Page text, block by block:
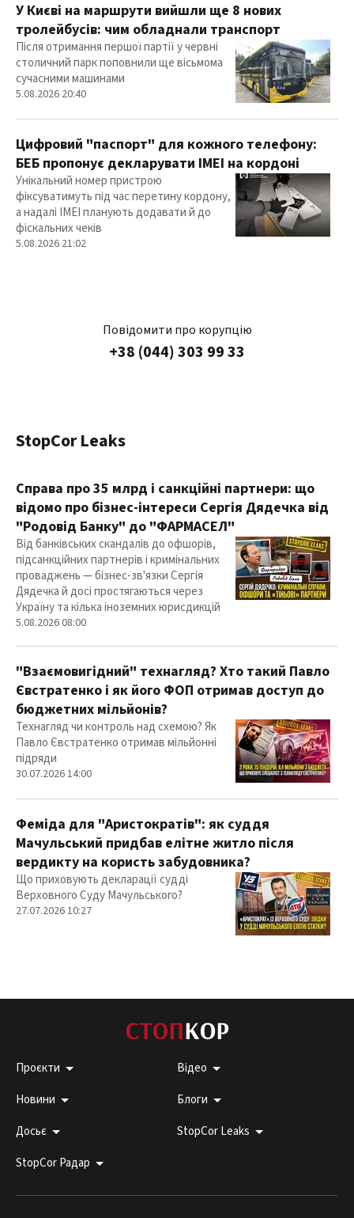
У Києві на маршрути вийшли ще 8 нових
тролейбусів: чим обладнали транспорт
Після отримання першої партії у червні
столичний парк поповнили ще вісьмома
сучасними машинами
5.08.2026 20:40
Цифровий "паспорт" для кожного телефону:
БЕБ пропонує декларувати IMEI на кордоні
Унікальний номер пристрою
фіксуватимуть під час перетину кордону,
а надалі IMEI планують додавати й до
фіскальних чеків
5.08.2026 21:02
Повідомити про корупцію
+38 (044) 303 99 33
StopCor Leaks
Справа про 35 млрд і санкційні партнери: що
відомо про бізнес-інтереси Сергія Дядечка від
"Родовід Банку" до "ФАРМАСЕЛ"
Від банківських скандалів до офшорів,
підсанкційних партнерів і кримінальних
проваджень — бізнес-зв'язки Сергія
Дядечка й досі простягаються через
Україну та кілька іноземних юрисдикцій
5.08.2026 08:00
"Взаємовигідний" технагляд? Хто такий Павло
Євстратенко і як його ФОП отримав доступ до
бюджетних мільйонів?
Технагляд чи контроль над схемою? Як
Павло Євстратенко отримав мільйонні
підряди
30.07.2026 14:00
Феміда для "Аристократів": як суддя
Мачульський придбав елітне житло після
вердикту на користь забудовника?
Що приховують декларації судді
Верховного Суду Мачульського?
27.07.2026 10:27
Проєкти
Відео
Новини
Блоги
Досьє
StopCor Leaks
StopCor Радар